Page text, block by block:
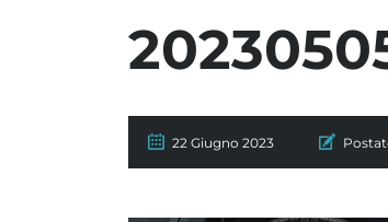
22 Giugno 2023